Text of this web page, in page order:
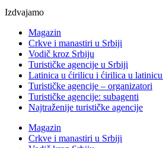
Izdvajamo
Magazin
Crkve i manastiri u Srbiji
Vodič kroz Srbiju
Turističke agencije u Srbiji
Latinica u ćirilicu i ćirilica u
Turističke agencije – organizatori
Turističke agencije: subagenti
Najtraženije turističke agencije
Magazin
Crkve i manastiri u Srbiji